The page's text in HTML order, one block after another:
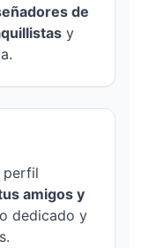
de
y
perfil
amigos y
dedicado y